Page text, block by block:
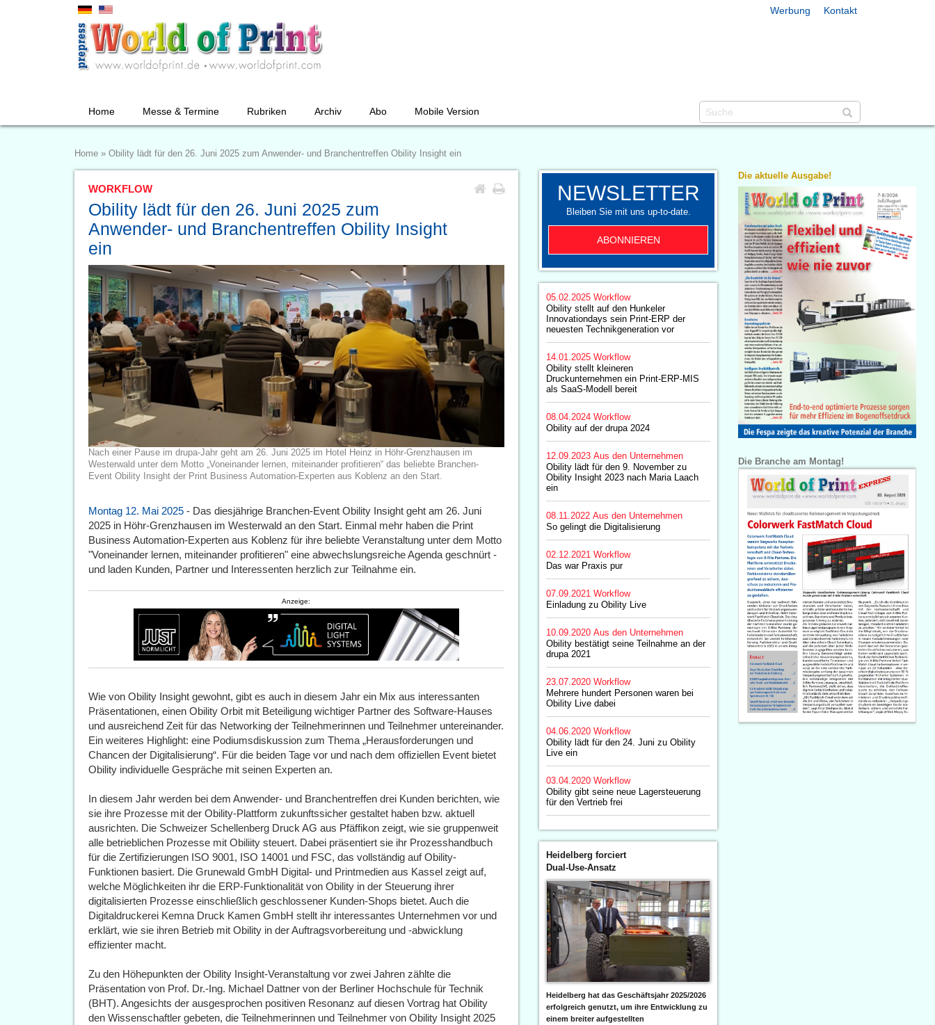
Werbung Kontakt
Home Messe & Termine Rubriken Archiv Abo Mobile Version
Home » Obility lädt für den 26. Juni 2025 zum Anwender- und Branchentreffen Obility Insight ein
WORKFLOW
Obility lädt für den 26. Juni 2025 zum
Anwender- und Branchentreffen Obility Insight
ein
Nach einer Pause im drupa-Jahr geht am 26. Juni 2025 im Hotel Heinz in Höhr-Grenzhausen im
Westerwald unter dem Motto „Voneinander lernen, miteinander profitieren“ das beliebte Branchen-
Event Obility Insight der Print Business Automation-Experten aus Koblenz an den Start.
Montag 12. Mai 2025 - Das diesjährige Branchen-Event Obility Insight geht am 26. Juni
2025 in Höhr-Grenzhausen im Westerwald an den Start. Einmal mehr haben die Print
Business Automation-Experten aus Koblenz für ihre beliebte Veranstaltung unter dem Motto
"Voneinander lernen, miteinander profitieren" eine abwechslungsreiche Agenda geschnürt -
und laden Kunden, Partner und Interessenten herzlich zur Teilnahme ein.
Anzeige:
Wie von Obility Insight gewohnt, gibt es auch in diesem Jahr ein Mix aus interessanten
Präsentationen, einen Obility Orbit mit Beteiligung wichtiger Partner des Software-Hauses
und ausreichend Zeit für das Networking der Teilnehmerinnen und Teilnehmer untereinander.
Ein weiteres Highlight: eine Podiumsdiskussion zum Thema „Herausforderungen und
Chancen der Digitalisierung“. Für die beiden Tage vor und nach dem offiziellen Event bietet
Obility individuelle Gespräche mit seinen Experten an.
In diesem Jahr werden bei dem Anwender- und Branchentreffen drei Kunden berichten, wie
sie ihre Prozesse mit der Obility-Plattform zukunftssicher gestaltet haben bzw. aktuell
ausrichten. Die Schweizer Schellenberg Druck AG aus Pfäffikon zeigt, wie sie gruppenweit
alle betrieblichen Prozesse mit Obiliity steuert. Dabei präsentiert sie ihr Prozesshandbuch
für die Zertifizierungen ISO 9001, ISO 14001 und FSC, das vollständig auf Obility-
Funktionen basiert. Die Grunewald GmbH Digital- und Printmedien aus Kassel zeigt auf,
welche Möglichkeiten ihr die ERP-Funktionalität von Obility in der Steuerung ihrer
digitalisierten Prozesse einschließlich geschlossener Kunden-Shops bietet. Auch die
Digitaldruckerei Kemna Druck Kamen GmbH stellt ihr interessantes Unternehmen vor und
erklärt, wie sie ihren Betrieb mit Obility in der Auftragsvorbereitung und -abwicklung
effizienter macht.
Zu den Höhepunkten der Obility Insight-Veranstaltung vor zwei Jahren zählte die
Präsentation von Prof. Dr.-Ing. Michael Dattner von der Berliner Hochschule für Technik
(BHT). Angesichts der ausgesprochen positiven Resonanz auf diesen Vortrag hat Obility
den Wissenschaftler gebeten, die Teilnehmerinnen und Teilnehmer von Obility Insight 2025
NEWSLETTER
Bleiben Sie mit uns up-to-date.
ABONNIEREN
05.02.2025 Workflow
Obility stellt auf den Hunkeler
Innovationdays sein Print-ERP der
neuesten Technikgeneration vor
14.01.2025 Workflow
Obility stellt kleineren
Druckunternehmen ein Print-ERP-MIS
als SaaS-Modell bereit
08.04.2024 Workflow
Obility auf der drupa 2024
12.09.2023 Aus den Unternehmen
Obility lädt für den 9. November zu
Obility Insight 2023 nach Maria Laach
ein
08.11.2022 Aus den Unternehmen
So gelingt die Digitalisierung
02.12.2021 Workflow
Das war Praxis pur
07.09.2021 Workflow
Einladung zu Obility Live
10.09.2020 Aus den Unternehmen
Obility bestätigt seine Teilnahme an der
drupa 2021
23.07.2020 Workflow
Mehrere hundert Personen waren bei
Obility Live dabei
04.06.2020 Workflow
Obility lädt für den 24. Juni zu Obility
Live ein
03.04.2020 Workflow
Obility gibt seine neue Lagersteuerung
für den Vertrieb frei
Heidelberg forciert
Dual-Use-Ansatz
Heidelberg hat das Geschäftsjahr 2025/2026
erfolgreich genutzt, um ihre Entwicklung zu
einem breiter aufgestellten
Die aktuelle Ausgabe!
Die Branche am Montag!